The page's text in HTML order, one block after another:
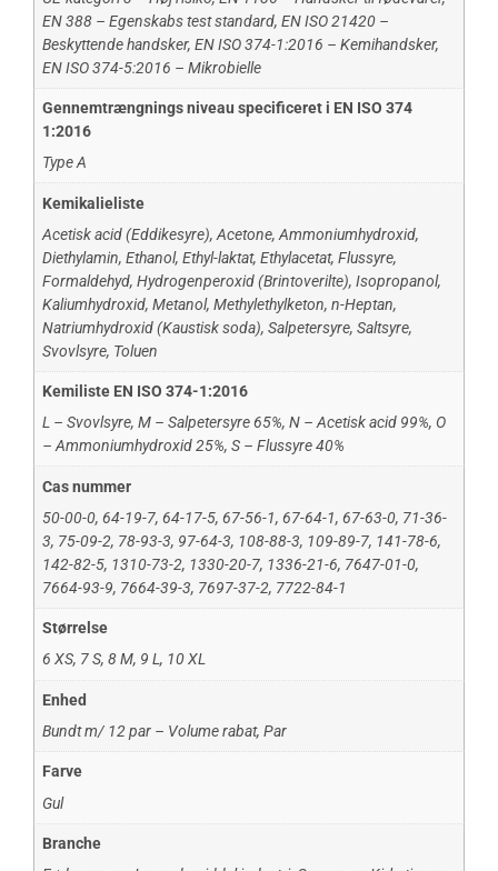
EN 388 – Egenskabs test standard,EN ISO 21420 –
Beskyttende handsker,EN ISO 374-1:2016 – Kemihandsker,
EN ISO 374-5:2016 – Mikrobielle
Gennemtrængnings niveau specificeret i EN ISO 374
1:2016
Type A
Kemikalieliste
Acetisk acid (Eddikesyre),Acetone,Ammoniumhydroxid,
Diethylamin,Ethanol,Ethyl-laktat,Ethylacetat,Flussyre,
Formaldehyd,Hydrogenperoxid (Brintoverilte),Isopropanol,
Kaliumhydroxid,Metanol,Methylethylketon,n-Heptan,
Natriumhydroxid (Kaustisk soda),Salpetersyre,Saltsyre,
Svovlsyre, Toluen
Kemiliste EN ISO 374-1:2016
L – Svovlsyre,M – Salpetersyre 65%,N – Acetisk acid 99%, O
– Ammoniumhydroxid 25%,S – Flussyre 40%
Cas nummer
50-00-0,64-19-7,64-17-5,67-56-1,67-64-1,67-63-0, 71-36-
3, 75-09-2, 78-93-3, 97-64-3, 108-88-3, 109-89-7, 141-78-6,
142-82-5, 1310-73-2, 1330-20-7, 1336-21-6, 7647-01-0,
7664-93-9, 7664-39-3, 7697-37-2, 7722-84-1
Størrelse
6 XS, 7 S,8 M, 9 L, 10 XL
Enhed
Bundt m/ 12 par – Volume rabat,Par
Farve
Gul
Branche